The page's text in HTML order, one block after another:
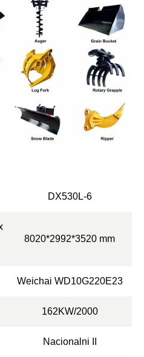
DX530L-6
8020*2992*3520 mm
Weichai WD10G220E23
162KW/2000
Nacionalni II